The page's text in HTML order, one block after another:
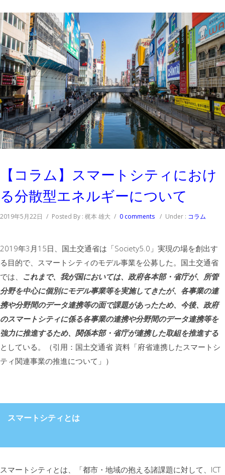
【コラム】スマートシティにおけ
る分散型エネルギーについて
2019年5月22日 / Posted By : 梶本 雄大 / 0 comments / Under : コラム
2019年3月15日、国土交通省は「Society5.0」実現の場を創出す
る目的で、スマートシティのモデル事業を公募した。国土交通省
では、 これまで、我が国においては、政府各本部・省庁が、所管
分野を中心に個別にモデル事業等を実施してきたが、各事業の連
携や分野間のデータ連携等の面で課題があったため、今後、政府
のスマートシティに係る各事業の連携や分野間のデータ連携等を
強力に推進するため、関係本部・省庁が連携した取組を推進する
としている。（引用：国土交通省 資料「府省連携したスマートシ
ティ関連事業の推進について」）
スマートシティとは
スマートシティとは、「都市・地域の抱える諸課題に対して、ICT